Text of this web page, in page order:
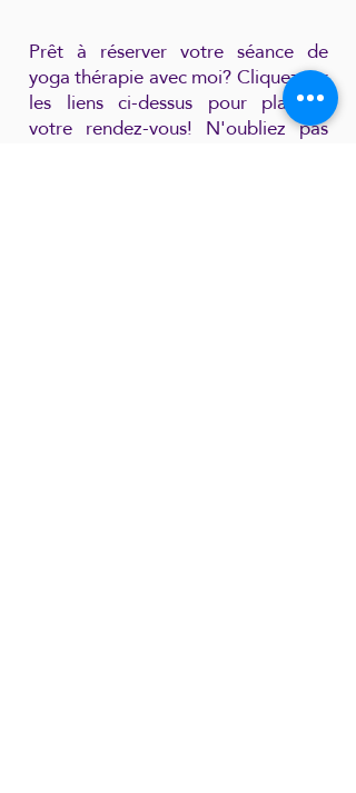
Prêt à réserver votre séance de
yoga thérapie avec moi? Cliquez sur
les liens ci-dessus pour planifier
votre rendez-vous! N'oubliez pas